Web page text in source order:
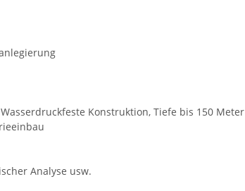
Konstruktion, Tiefe bis 150 Meter
Analyse usw.